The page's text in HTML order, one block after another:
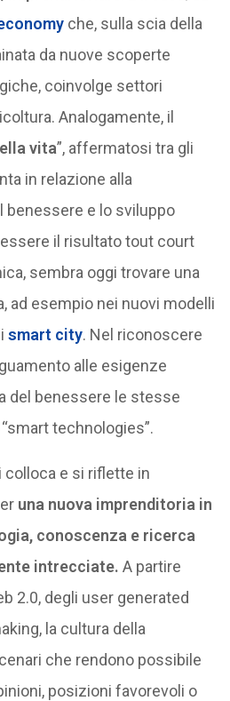
che, sulla scia della
da nuove scoperte
coinvolge settori
Analogamente, il
vita”, affermatosi tra gli
in relazione alla
benessere e lo sviluppo
il risultato tout court
sembra oggi trovare una
ad esempio nei nuovi modelli
smart city. Nel riconoscere
alle esigenze
del benessere le stesse
technologies”.
colloca e si riflette in
una nuova imprenditoria in
conoscenza e ricerca
intrecciate. A partire
2.0, degli user generated
la cultura della
che rendono possibile
posizioni favorevoli o